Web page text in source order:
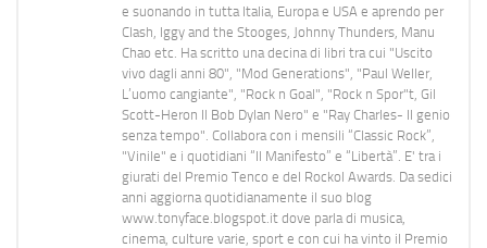
e suonando in tutta Italia, Europa e USA e aprendo per
Clash, Iggy and the Stooges, Johnny Thunders, Manu
Chao etc. Ha scritto una decina di libri tra cui "Uscito
vivo dagli anni 80", "Mod Generations", "Paul Weller,
L’uomo cangiante", "Rock n Goal", "Rock n Spor"t, Gil
Scott-Heron Il Bob Dylan Nero" e "Ray Charles- Il genio
senza tempo". Collabora con i mensili “Classic Rock”,
"Vinile" e i quotidiani “Il Manifesto” e “Libertà”. E' tra i
giurati del Premio Tenco e del Rockol Awards. Da sedici
anni aggiorna quotidianamente il suo blog
www.tonyface.blogspot.it dove parla di musica,
cinema, culture varie, sport e con cui ha vinto il Premio